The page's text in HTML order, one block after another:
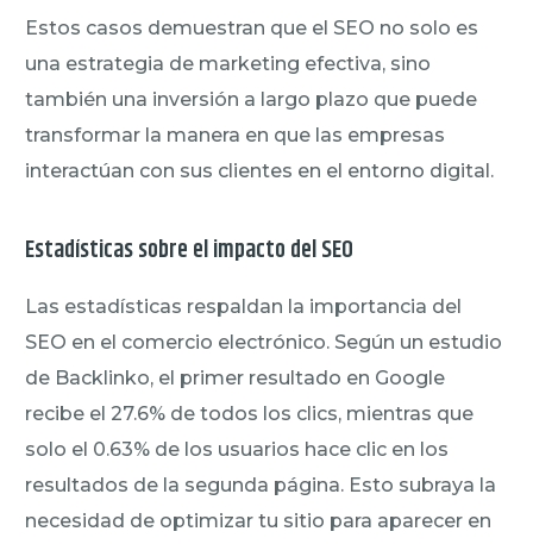
Estos casos demuestran que el SEO no solo es
una estrategia de marketing efectiva, sino
también una inversión a largo plazo que puede
transformar la manera en que las empresas
interactúan con sus clientes en el entorno digital.
Estadísticas sobre el impacto del SEO
Las estadísticas respaldan la importancia del
SEO en el comercio electrónico. Según un estudio
de Backlinko, el primer resultado en Google
recibe el 27.6% de todos los clics, mientras que
solo el 0.63% de los usuarios hace clic en los
resultados de la segunda página. Esto subraya la
necesidad de optimizar tu sitio para aparecer en